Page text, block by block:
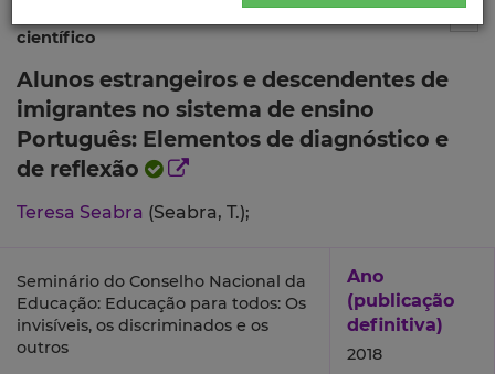
científico
Alunos estrangeiros e descendentes de
imigrantes no sistema de ensino
Português: Elementos de diagnóstico e
de reflexão
Teresa Seabra (Seabra, T.);
Seminário do Conselho Nacional da
Educação: Educação para todos: Os
invisíveis, os discriminados e os
outros
Ano
(publicação
definitiva)
2018